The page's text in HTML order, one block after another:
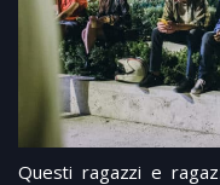
Questi ragazzi e